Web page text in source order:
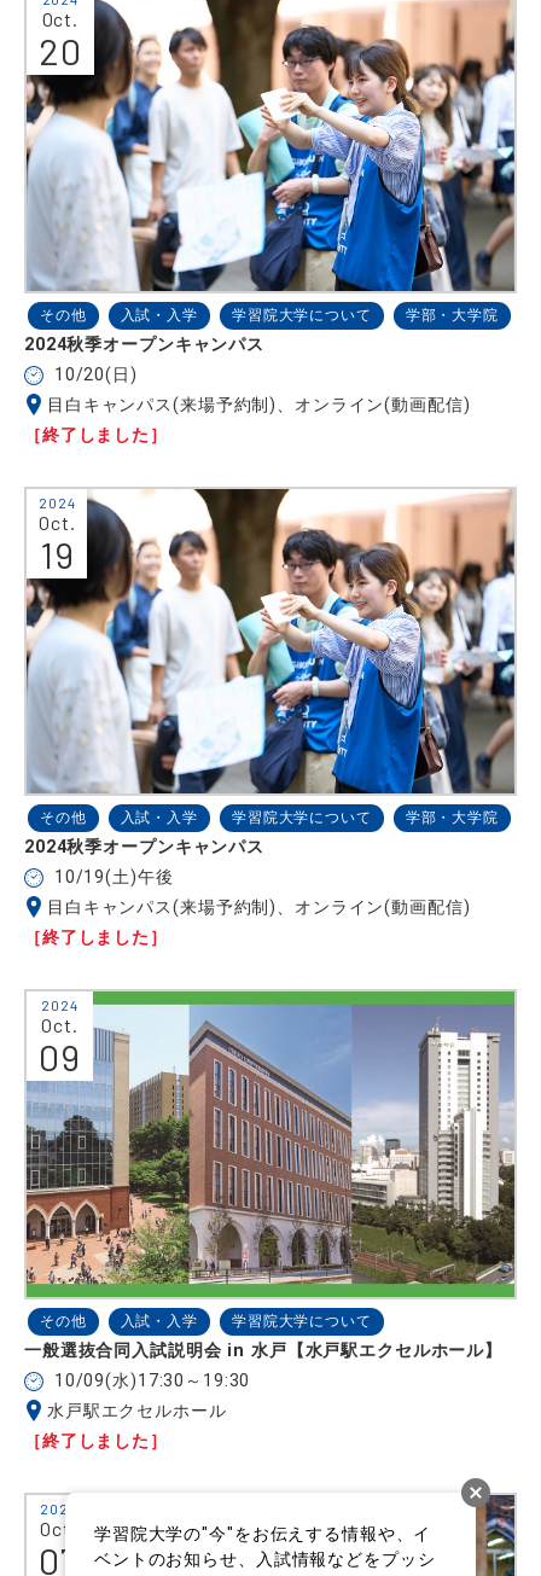
Oct.
20
その他 入試・入学 学習院大学について 学部・大学院
2024秋季オープンキャンパス
10/20(日)
目白キャンパス(来場予約制)、オンライン(動画配信)
［終了しました］
2024
Oct.
19
その他 入試・入学 学習院大学について 学部・大学院
2024秋季オープンキャンパス
10/19(土)午後
目白キャンパス(来場予約制)、オンライン(動画配信)
［終了しました］
2024
Oct.
09
その他 入試・入学 学習院大学について
一般選抜合同入試説明会 in 水戸【水戸駅エクセルホール】
10/09(水)17:30～19:30
水戸駅エクセルホール
［終了しました］
2024
Oct.
07
学習院大学の"今"をお伝えする情報や、イ
ベントのお知らせ、入試情報などをプッシ